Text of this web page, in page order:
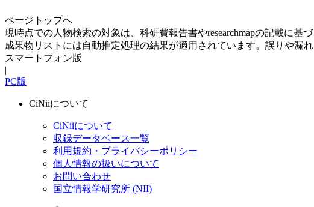
ページトップへ
現時点での人物検索の対象は、科研費報告書やresearchmapの記載に基
成果物リストには自動推定処理の結果が適用されています。誤りや漏
スマートフォン版
|
PC版
CiNiiについて
CiNiiについて
収録データベース一覧
利用規約・プライバシーポリシー
個人情報の扱いについて
お問い合わせ
国立情報学研究所 (NII)